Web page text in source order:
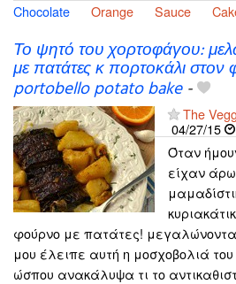
Chocolate
Orange Sauce
Το ψητό του χορτοφάγου:
με πατάτες κ πορτοκάλι
portobello potato bake-
The
04/27/15
Όταν
είχαν
φούρνο με πατάτες!
μου έλειπε αυτή η μοσχοβολιά
ώσπου ανακάλυψα τι το